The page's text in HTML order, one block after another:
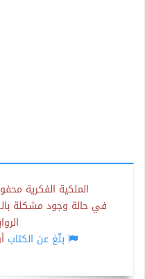
الملكية الفكرية
في حالة وجود مشكلة
بلّغ عن الكتاب